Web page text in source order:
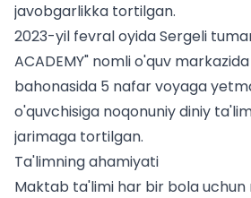
javobgarlikka tortilgan.
2023-yil fevral oyida Sergeli
ACADEMY" nomli o'quv
bahonasida 5 nafar voyaga
o'quvchisiga noqonuniy diniy
jarimaga tortilgan.
Ta'limning ahamiyati
Maktab ta'limi har bir bola